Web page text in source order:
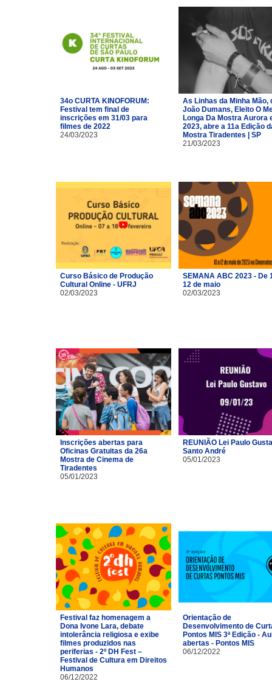
34o CURTA KINOFORUM:
Festival tem final de
inscrições em 31/03 para
filmes de 2022
24/03/2023
As Linhas da Minha Mão,
João Dumans, Eleito O
Longa Da Mostra Aurora
2023, abre a 11a Edição
Mostra Tiradentes | SP
21/03/2023
Curso Básico de Produção
Cultural Online - UFRJ
02/03/2023
SEMANA ABC 2023 - De
12 de maio
02/03/2023
Inscrições abertas para
Oficinas Gratuitas da 26a
Mostra de Cinema de
Tiradentes
05/01/2023
REUNIÃO Lei Paulo
Santo André
05/01/2023
Festival faz homenagem a
Dona Ivone Lara, debate
intolerância religiosa e exibe
filmes produzidos nas
periferias - 2º DH Fest –
Festival de Cultura em Direitos
Humanos
06/12/2022
Orientação de
Desenvolvimento de
Pontos MIS 3ª Edição -
abertas - Pontos MIS
06/12/2022